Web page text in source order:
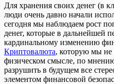
Для хранения своих денег (в
люди очень давно начали
сегодня мы наблюдаем рост
денег, которые в дальнейшей
кардинальному изменению
Криптовалюта, которую мы не
физическом смысле, по
разрушить в будущем все
элементом финансовой